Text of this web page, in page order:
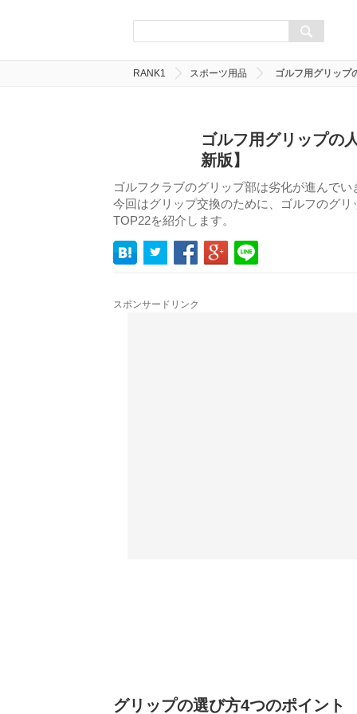
RANK1 スポーツ用品 ゴルフ用グリップ
ゴルフ用グリップの
新版】
ゴルフクラブのグリップ部は劣化が進んで
今回はグリップ交換のために、ゴルフのグ
TOP22を紹介します。
スポンサードリンク
グリップの選び方4つのポイント